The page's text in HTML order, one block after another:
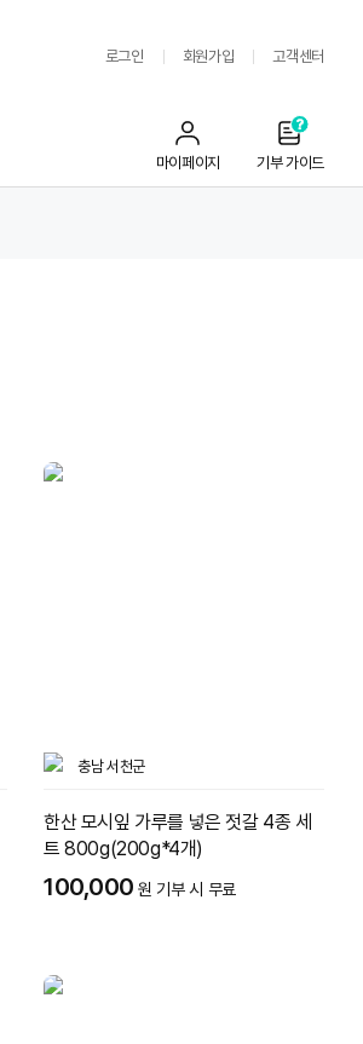
로그인 회원가입 고객센터
마이페이지 기부 가이드
충남 서천군
한산 모시잎 가루를 넣은 젓갈 4종 세
트 800g(200g*4개)
100,000 원 기부 시 무료